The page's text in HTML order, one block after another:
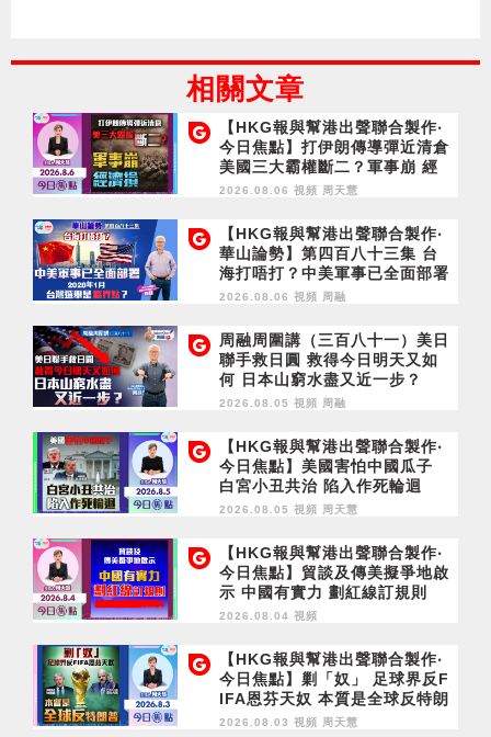
相關文章
【HKG報與幫港出聲聯合製作‧
今日焦點】打伊朗傳導彈近清倉
美國三大霸權斷二？軍事崩 經
濟損
2026.08.06 視頻 周天慧
【HKG報與幫港出聲聯合製作‧
華山論勢】第四百八十三集 台
海打唔打？中美軍事已全面部署
2028年1月台灣選舉是臨界點？
2026.08.06 視頻 周融
周融周圍講（三百八十一）美日
聯手救日圓 救得今日明天又如
何 日本山窮水盡又近一步？
2026.08.05 視頻 周融
【HKG報與幫港出聲聯合製作‧
今日焦點】美國害怕中國瓜子
白宮小丑共治 陷入作死輪迴
2026.08.05 視頻 周天慧
【HKG報與幫港出聲聯合製作‧
今日焦點】貿談及傳美擬爭地啟
示 中國有實力 劃紅線訂規則
2026.08.04 視頻
【HKG報與幫港出聲聯合製作‧
今日焦點】剿「奴」 足球界反F
IFA恩芬天奴 本質是全球反特朗
普
2026.08.03 視頻 周天慧